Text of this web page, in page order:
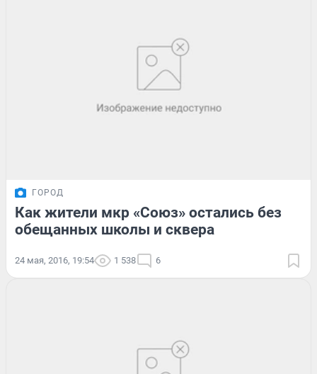
ГОРОД
Как жители мкр «Союз» остались без
обещанных школы и сквера
24 мая, 2016, 19:54 1 538 6